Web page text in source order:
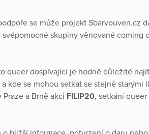
se může projekt Sbarvouven.cz
svépomocné skupiny věnované coming
queer dospívající je hodně důležité
a kde se mohou setkat se stejně
Praze a Brně akci FILIP20, setkání queer